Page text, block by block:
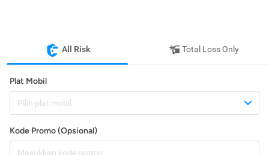
All Risk Total Loss Only
Plat Mobil
Pilih plat mobil
Kode Promo (Opsional)